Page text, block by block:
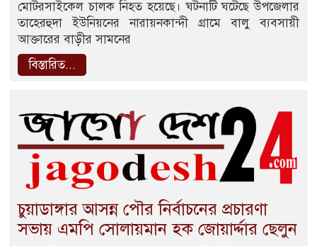
মোটরসাইকেল চালক নিহত হয়েছে। ঘটনাটি ঘটেছে উপজেলার
তাহেরহুদা ইউনিয়নের নারায়নকান্দী গ্রামে বালু ব্যবসায়ী
আক্তারের বাড়ীর সামনের
বিস্তারিত...
চুয়াডাঙ্গার আসন্ন পৌর নির্বাচনের প্রচারণা
সভায় এমপি সোলায়মান হক জোয়ার্দ্দার ছেলুন